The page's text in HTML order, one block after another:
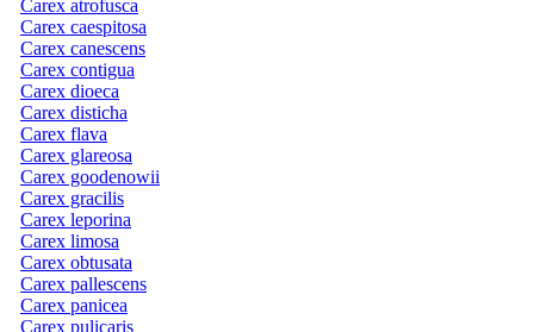
Carex atrofusca
Carex caespitosa
Carex canescens
Carex contigua
Carex dioeca
Carex disticha
Carex flava
Carex glareosa
Carex goodenowii
Carex gracilis
Carex leporina
Carex limosa
Carex obtusata
Carex pallescens
Carex panicea
Carex pulicaris